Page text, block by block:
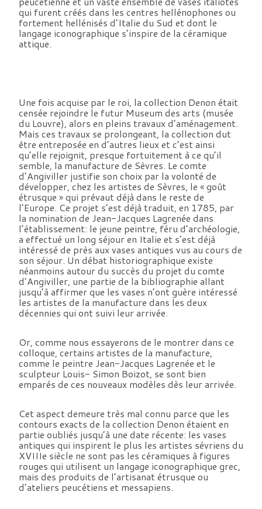
qui furent créés dans les centres hellénophones ou
fortement hellénisés d’Italie du Sud et dont le
langage iconographique s’inspire de la céramique
attique.
Une fois acquise par le roi, la collection Denon était
censée rejoindre le futur Museum des arts (musée
du Louvre), alors en pleins travaux d’aménagement.
Mais ces travaux se prolongeant, la collection dut
être entreposée en d’autres lieux et c’est ainsi
qu’elle rejoignit, presque fortuitement à ce qu’il
semble, la manufacture de Sèvres. Le comte
d’Angiviller justifie son choix par la volonté de
développer, chez les artistes de Sèvres, le « goût
étrusque » qui prévaut déjà dans le reste de
l’Europe. Ce projet s’est déjà traduit, en 1785, par
la nomination de Jean-Jacques Lagrenée dans
l’établissement: le jeune peintre, féru d’archéologie,
a effectué un long séjour en Italie et s’est déjà
intéressé de près aux vases antiques vus au cours de
son séjour. Un débat historiographique existe
néanmoins autour du succès du projet du comte
d’Angiviller, une partie de la bibliographie allant
jusqu’à affirmer que les vases n’ont guère intéressé
les artistes de la manufacture dans les deux
décennies qui ont suivi leur arrivée.
Or, comme nous essayerons de le montrer dans ce
colloque, certains artistes de la manufacture,
comme le peintre Jean-Jacques Lagrenée et le
sculpteur Louis- Simon Boizot, se sont bien
emparés de ces nouveaux modèles dès leur arrivée.
Cet aspect demeure très mal connu parce que les
contours exacts de la collection Denon étaient en
partie oubliés jusqu’à une date récente: les vases
antiques qui inspirent le plus les artistes sévriens du
XVIIIe siècle ne sont pas les céramiques à figures
rouges qui utilisent un langage iconographique grec,
mais des produits de l’artisanat étrusque ou
d’ateliers peucétiens et messapiens.